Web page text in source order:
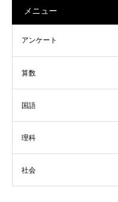
メニュー
アンケート
算数
国語
理科
社会